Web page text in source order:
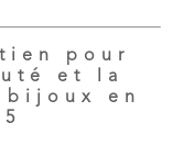
pour
et la
en